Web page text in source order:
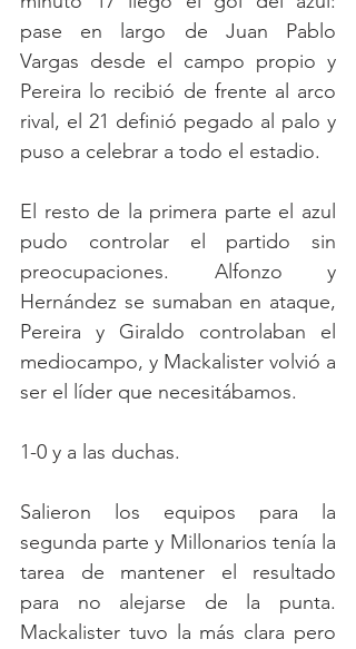
pase en largo de Juan Pablo
Vargas desde el campo propio y
Pereira lo recibió de frente al arco
rival, el 21 definió pegado al palo y
puso a celebrar a todo el estadio.
El resto de la primera parte el azul
pudo controlar el partido sin
preocupaciones. Alfonzo y
Hernández se sumaban en ataque,
Pereira y Giraldo controlaban el
mediocampo, y Mackalister volvió a
ser el líder que necesitábamos.
1-0 y a las duchas.
Salieron los equipos para la
segunda parte y Millonarios tenía la
tarea de mantener el resultado
para no alejarse de la punta.
Mackalister tuvo la más clara pero